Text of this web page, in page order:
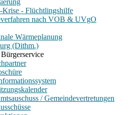
Krise - Flüchtlingshilfe
nach VOB & UVgO
Wärmeplanung
(Dithm.)
/ Gemeindevertretungen